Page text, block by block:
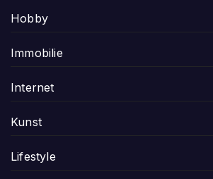
Hobby
Immobilie
Internet
Kunst
Lifestyle